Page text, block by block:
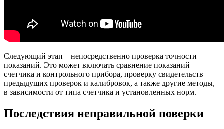
Следующий этап – непосредственно проверка точности
показаний. Это может включать сравнение показаний
счетчика и контрольного прибора, проверку свидетельств
предыдущих проверок и калибровок, а также другие методы,
в зависимости от типа счетчика и установленных норм.
Последствия неправильной поверки